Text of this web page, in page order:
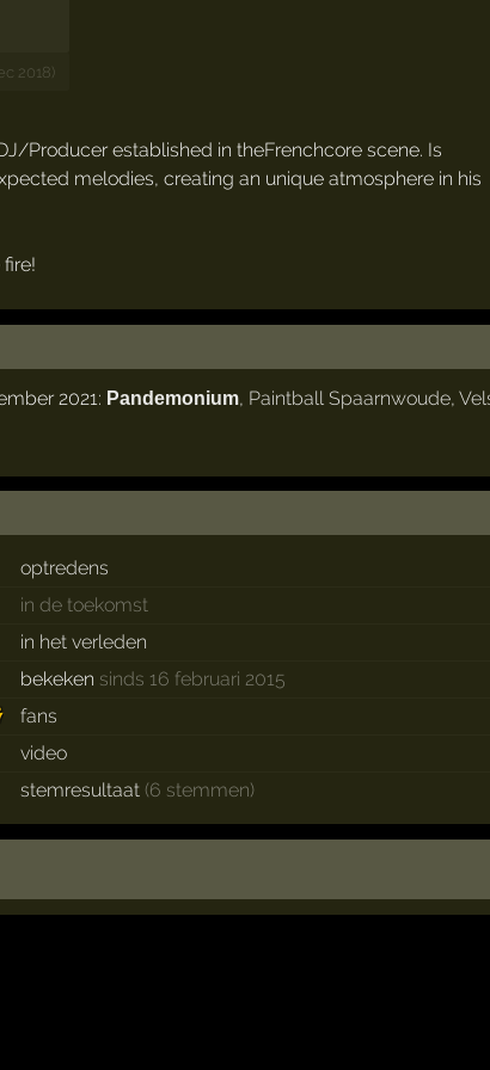
2018)
Producer established in theFrenchcore scene. Is
melodies, creating an unique atmosphere in his
2021: Pandemonium, Paintball Spaarnwoude,
optredens
in de toekomst
in het verleden
bekeken sinds 16 februari 2015
fans
video
stemresultaat (6 stemmen)